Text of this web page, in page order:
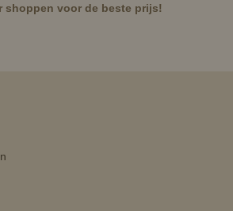
shoppen voor de beste prijs!